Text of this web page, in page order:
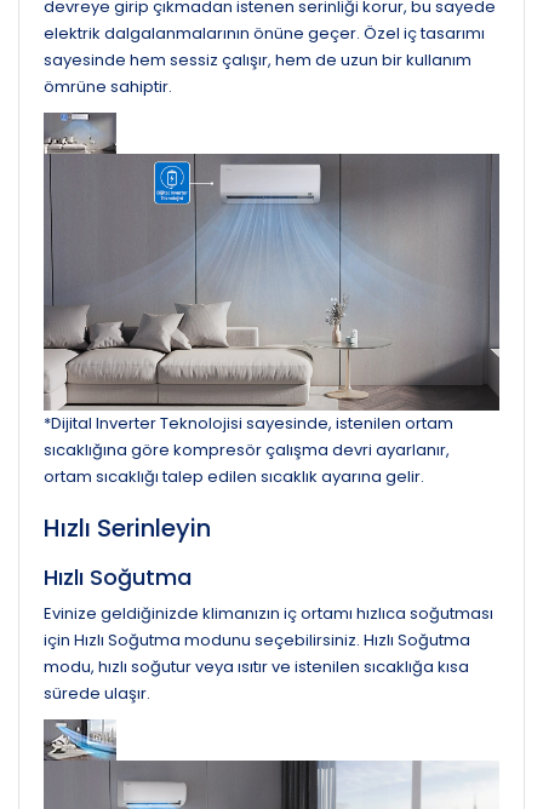
devreye girip çıkmadan istenen serinliği korur, bu sayede
elektrik dalgalanmalarının önüne geçer. Özel iç tasarımı
sayesinde hem sessiz çalışır, hem de uzun bir kullanım
ömrüne sahiptir.
*Dijital Inverter Teknolojisi sayesinde, istenilen ortam
sıcaklığına göre kompresör çalışma devri ayarlanır,
ortam sıcaklığı talep edilen sıcaklık ayarına gelir.
Hızlı Serinleyin
Hızlı Soğutma
Evinize geldiğinizde klimanızın iç ortamı hızlıca soğutması
için Hızlı Soğutma modunu seçebilirsiniz. Hızlı Soğutma
modu, hızlı soğutur veya ısıtır ve istenilen sıcaklığa kısa
sürede ulaşır.